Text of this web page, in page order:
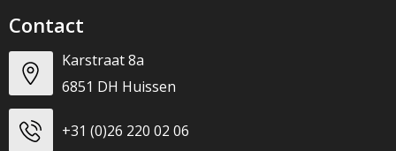
Contact
Karstraat 8a
6851 DH Huissen
+31 (0)26 220 02 06